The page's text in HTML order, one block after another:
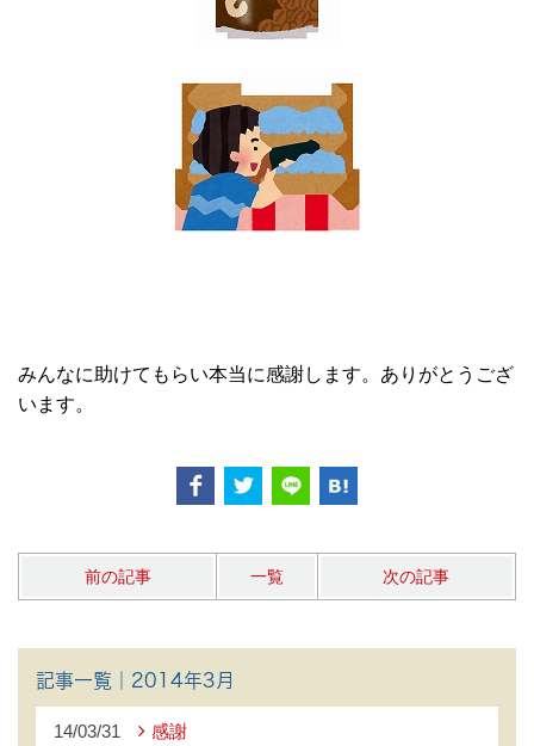
みんなに助けてもらい本当に感謝します。ありがとうござ
います。
前の記事 一覧 次の記事
記事一覧｜2014年3月
14/03/31 感謝